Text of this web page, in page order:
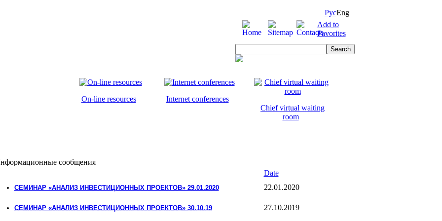
РусEng
Add to
Favorites
On-line resources
Internet conferences
Chief virtual waiting
room
сообщения
Date
СЕМИНАР «АНАЛИЗ ИНВЕСТИЦИОННЫХ ПРОЕКТОВ» 29.01.2020 22.01.2020
СЕМИНАР «АНАЛИЗ ИНВЕСТИЦИОННЫХ ПРОЕКТОВ» 30.10.19 27.10.2019